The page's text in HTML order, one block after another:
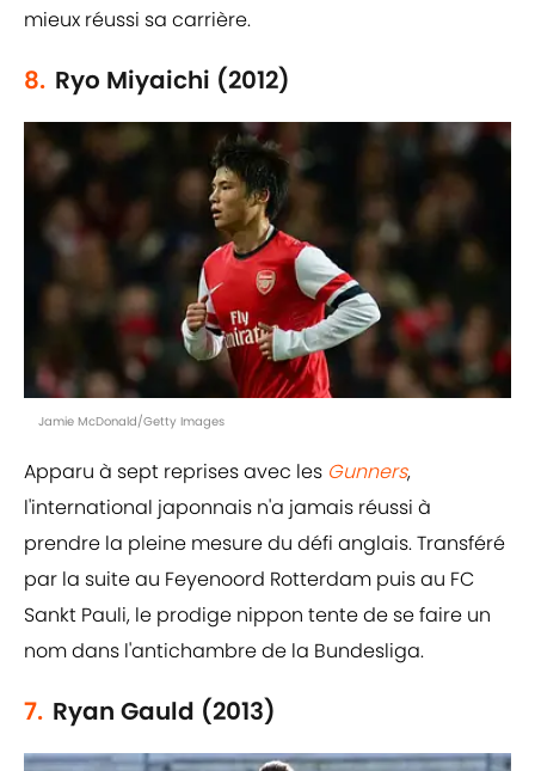
mieux réussi sa carrière.
8. Ryo Miyaichi (2012)
Jamie McDonald/Getty Images
Apparu à sept reprises avec les Gunners,
l'international japonnais n'a jamais réussi à
prendre la pleine mesure du défi anglais. Transféré
par la suite au Feyenoord Rotterdam puis au FC
Sankt Pauli, le prodige nippon tente de se faire un
nom dans l'antichambre de la Bundesliga.
7. Ryan Gauld (2013)